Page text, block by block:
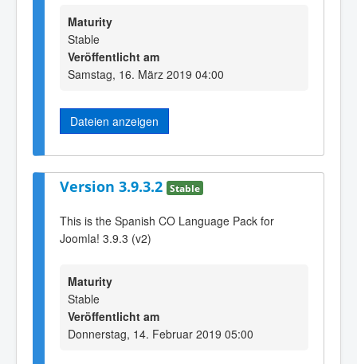
Maturity
Stable
Veröffentlicht am
Samstag, 16. März 2019 04:00
Dateien anzeigen
Version 3.9.3.2 Stable
This is the Spanish CO Language Pack for
Joomla! 3.9.3 (v2)
Maturity
Stable
Veröffentlicht am
Donnerstag, 14. Februar 2019 05:00